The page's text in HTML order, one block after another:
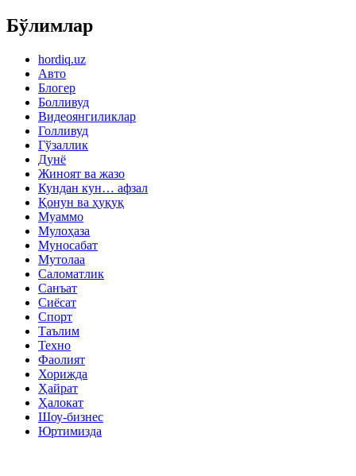
Бўлимлар
hordiq.uz
Авто
Блогер
Болливуд
Видеоянгиликлар
Голливуд
Гўзаллик
Дунё
Жиноят ва жазо
Кундан кун… афзал
Қонун ва ҳуқуқ
Муаммо
Мулоҳаза
Муносабат
Мутолаа
Саломатлик
Санъат
Сиёсат
Спорт
Таълим
Техно
Фаолият
Хорижда
Ҳайрат
Ҳалокат
Шоу-бизнес
Юртимизда